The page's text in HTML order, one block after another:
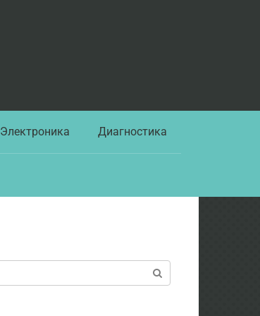
Электроника Диагностика